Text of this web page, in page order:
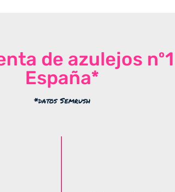
de azulejos
España*
*datos Semrush